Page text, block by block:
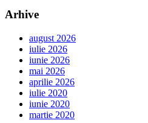
Arhive
august 2026
iulie 2026
iunie 2026
mai 2026
aprilie 2026
iulie 2020
iunie 2020
martie 2020